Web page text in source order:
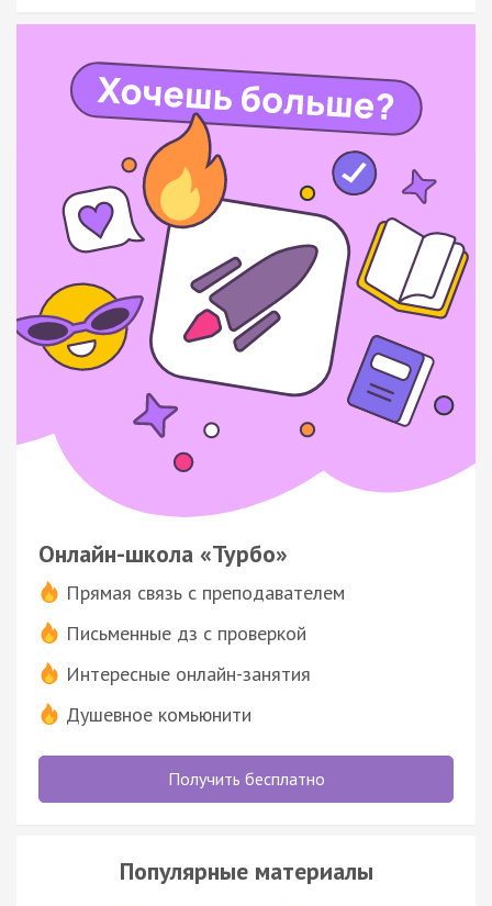
Онлайн-школа «Турбо»
Прямая связь с преподавателем
Письменные дз с проверкой
Интересные онлайн-занятия
Душевное комьюнити
Получить бесплатно
Популярные материалы